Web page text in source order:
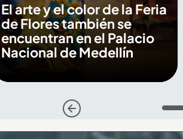
El arte y el color de la Feria
de Flores también se
encuentran en el Palacio
Nacional de Medellín
1